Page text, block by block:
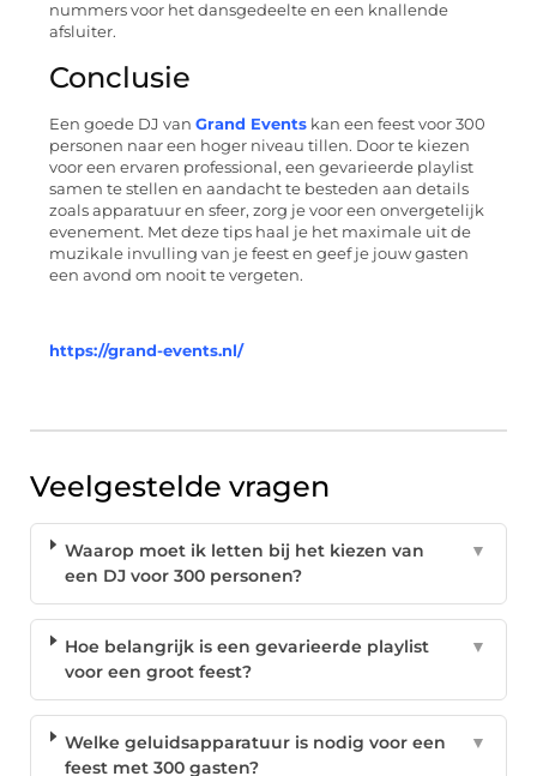
nummers voor het dansgedeelte en een knallende
afsluiter.
Conclusie
Een goede DJ van Grand Events kan een feest voor 300
personen naar een hoger niveau tillen. Door te kiezen
voor een ervaren professional, een gevarieerde playlist
samen te stellen en aandacht te besteden aan details
zoals apparatuur en sfeer, zorg je voor een onvergetelijk
evenement. Met deze tips haal je het maximale uit de
muzikale invulling van je feest en geef je jouw gasten
een avond om nooit te vergeten.
https://grand-events.nl/
Veelgestelde vragen
Waarop moet ik letten bij het kiezen van
een DJ voor 300 personen?
▼
Hoe belangrijk is een gevarieerde playlist
voor een groot feest?
▼
Welke geluidsapparatuur is nodig voor een
feest met 300 gasten?
▼